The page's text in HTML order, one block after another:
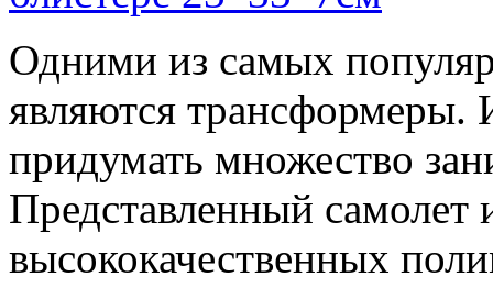
Одними из самых
являются
придумать множество
Представленный самолет
высококачественных